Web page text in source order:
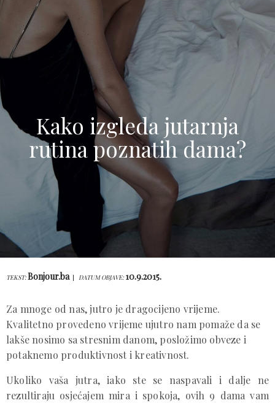
Kako izgleda jutarnja
rutina poznatih dama?
TEKST:Bonjour.ba DATUM OBJAVE: 10.9.2015.
Za mnoge od nas, jutro je dragocijeno vrijeme.
Kvalitetno provedeno vrijeme ujutro nam pomaže da se
lakše nosimo sa stresnim danom, posložimo obveze i
potaknemo produktivnost i kreativnost.
Ukoliko vaša jutra, iako ste se naspavali i dalje ne
rezultiraju osjećajem mira i spokoja, ovih 9 dama vam